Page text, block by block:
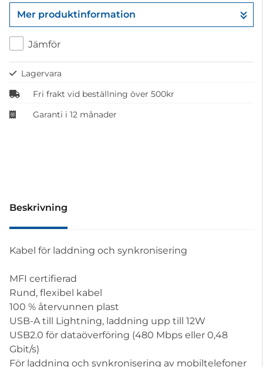
Gå till kassan
Mer produktinformation
Jämför
Lagervara
Fri frakt vid beställning över 500kr
Garanti i 12 månader
Beskrivning
Kabel för laddning och synkronisering
MFI certifierad
Rund, flexibel kabel
100 % återvunnen plast
USB-A till Lightning, laddning upp till 12W
USB2.0 för dataöverföring (480 Mbps eller 0,48
Gbit/s)
För laddning och synkronisering av mobiltelefoner